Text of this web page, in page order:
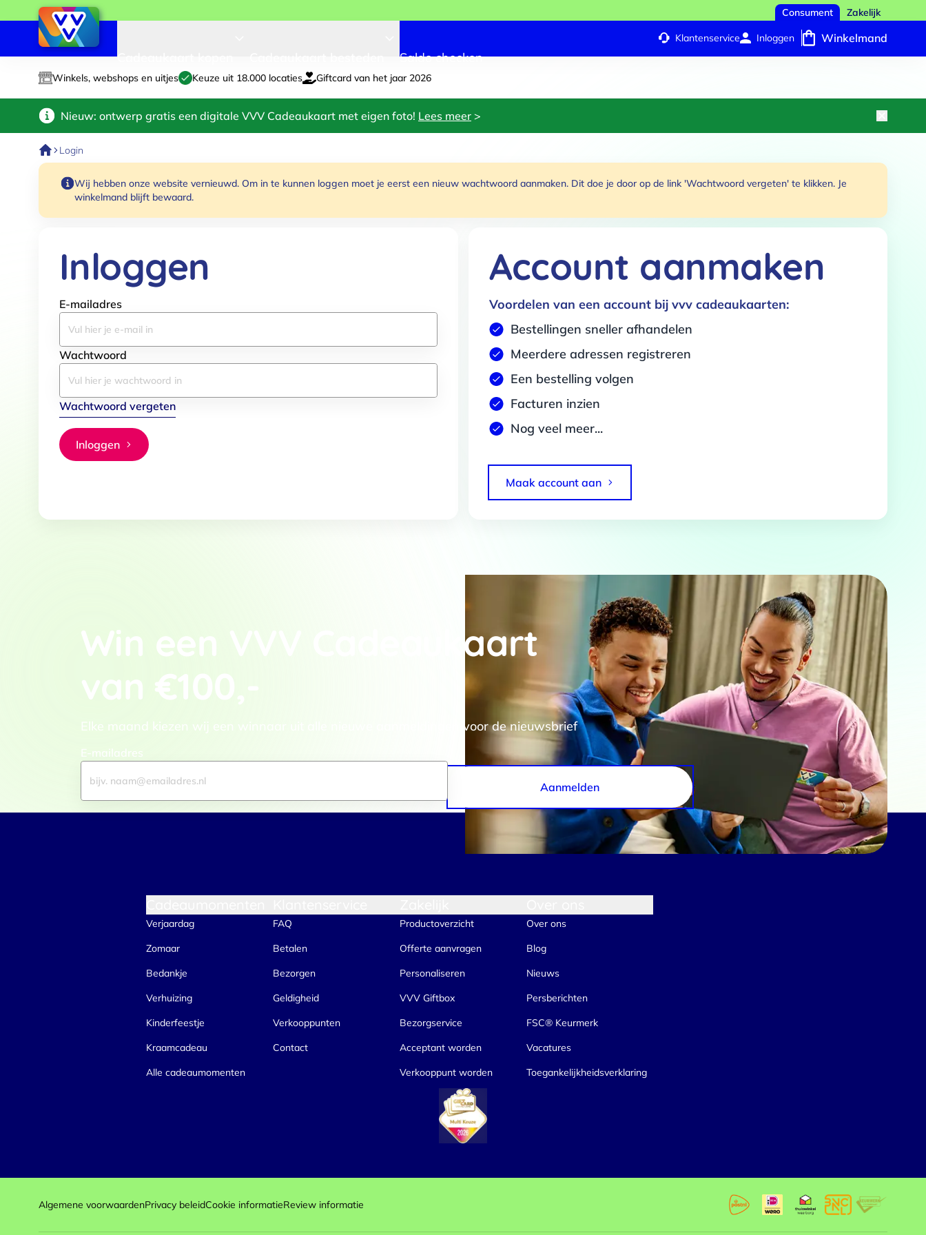
We gebruiken cookies om content en advertenties te personaliseren, om functies voor social media te bieden en om ons
websiteverkeer te analyseren. Ook delen we informatie over jouw gebruik van onze site met onze partners voor social media,
adverteren en analyse. Deze partners kunnen deze gegevens combineren met andere informatie die je aan ze hebt verstrekt of die
ze hebben verzameld op basis van jouw gebruik van hun services.
Toestemmingsselectie
Statistieken Marketing
Selectie toestaan Alle cookies toestaan
Consument Zakelijk
Saldo checken
Klantenservice Inloggen Winkelmand
Winkels, webshops en uitjes Keuze uit 18.000 locaties Giftcard van het jaar 2026
Nieuw: ontwerp gratis een digitale VVV Cadeaukaart met eigen foto! Lees meer >
Login
Wij hebben onze website vernieuwd. Om in te kunnen loggen moet je eerst een nieuw wachtwoord aanmaken. Dit doe je door op de link 'Wachtwoord vergeten' te klikken. Je
winkelmand blijft bewaard.
Inloggen
E-mailadres
Wachtwoord
Wachtwoord vergeten
Inloggen
Account aanmaken
Voordelen van een account bij vvv cadeaukaarten:
Bestellingen sneller afhandelen
Meerdere adressen registreren
Een bestelling volgen
Facturen inzien
Nog veel meer...
Maak account aan
Win een VVV Cadeaukaart
van €100,-
Elke maand kiezen wij een winnaar uit alle nieuwe aanmeldingen voor de nieuwsbrief
E-mailadres
Aanmelden
Verjaardag
Zomaar
Bedankje
Verhuizing
Kinderfeestje
Kraamcadeau
Alle cadeaumomenten
FAQ
Betalen
Bezorgen
Geldigheid
Verkooppunten
Contact
Productoverzicht
Offerte aanvragen
Personaliseren
VVV Giftbox
Bezorgservice
Acceptant worden
Verkooppunt worden
Over ons
Blog
Nieuws
Persberichten
FSC® Keurmerk
Vacatures
Toegankelijkheidsverklaring
Algemene voorwaardenPrivacy beleidCookie informatieReview informatie